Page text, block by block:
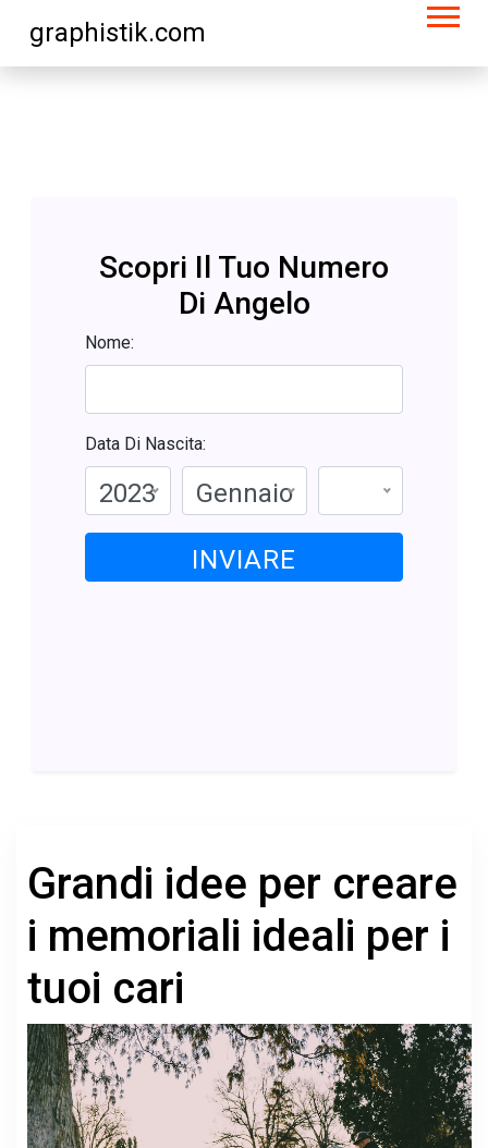
graphistik.com
Scopri Il Tuo Numero
Di Angelo
Nome:
Data Di Nascita:
2023 Gennaio
INVIARE
Grandi idee per creare
i memoriali ideali per i
tuoi cari